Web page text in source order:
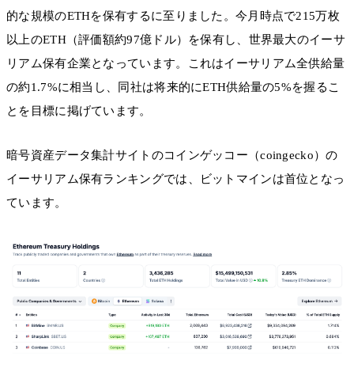
的な規模のETHを保有するに至りました。今月時点で215万枚
以上のETH（評価額約97億ドル）を保有し、世界最大のイーサ
リアム保有企業となっています。これはイーサリアム全供給量
の約1.7%に相当し、同社は将来的にETH供給量の5%を握るこ
とを目標に掲げています。
暗号資産データ集計サイトのコインゲッコー（coingecko）の
イーサリアム保有ランキングでは、ビットマインは首位となっ
ています。